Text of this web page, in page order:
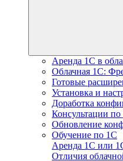
Аренда 1С в
Облачная 1С:
Готовые
Установка и
Доработка
Консультации по
Обновление
Обучение по 1С
Аренда 1С или
Отличия